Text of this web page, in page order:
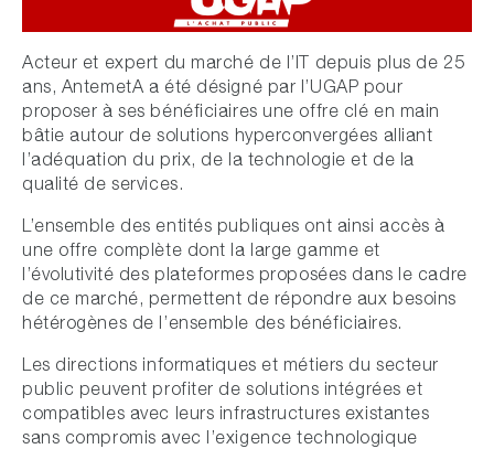
Acteur et expert du marché de l’IT depuis plus de 25
ans, AntemetA a été désigné par l’UGAP pour
proposer à ses bénéficiaires une offre clé en main
bâtie autour de solutions hyperconvergées alliant
l’adéquation du prix, de la technologie et de la
qualité de services.
L’ensemble des entités publiques ont ainsi accès à
une offre complète dont la large gamme et
l’évolutivité des plateformes proposées dans le cadre
de ce marché, permettent de répondre aux besoins
hétérogènes de l’ensemble des bénéficiaires.
Les directions informatiques et métiers du secteur
public peuvent profiter de solutions intégrées et
compatibles avec leurs infrastructures existantes
sans compromis avec l’exigence technologique